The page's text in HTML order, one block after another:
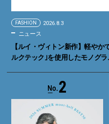
FASHION 2026.8.3
ニュース
【ルイ・ヴィトン新作】軽や
ルクテック｣を使用したモノグ
2